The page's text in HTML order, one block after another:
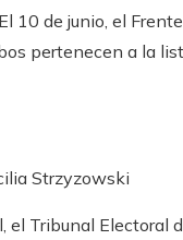
10 de junio, el
pertenecen a la
Strzyzowski
Tribunal Electoral